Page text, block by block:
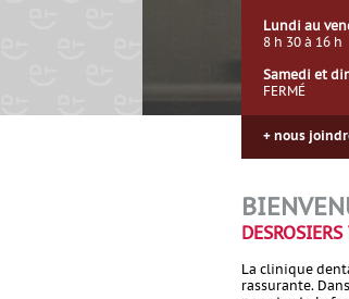
Lundi au
8 h 30 à 16 h
Samedi et
FERMÉ
+ nous
La clinique
rassurante.